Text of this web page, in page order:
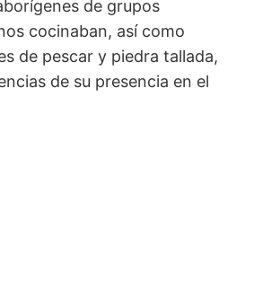
de grupos
cocinaban, así como
de pescar y piedra tallada,
de su presencia en el